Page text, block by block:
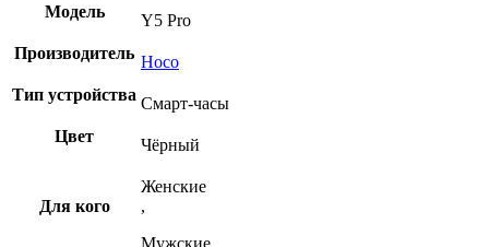
Модель
Y5 Pro
Производитель Hoco
Тип устройства Смарт-часы
Цвет
Чёрный
Для кого
Женские
,
Мужские